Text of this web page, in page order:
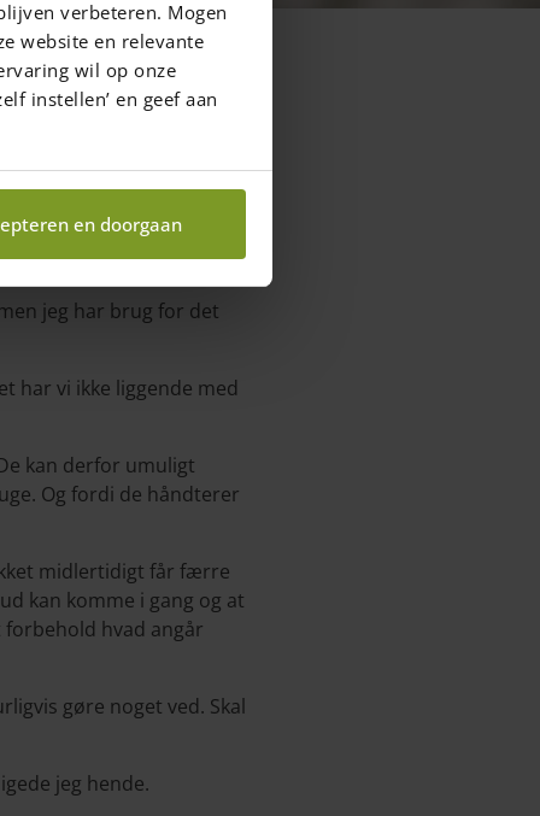
verbeteren. Mogen
website en relevante
wil op onze
instellen’ en geef aan
en doorgaan
jeg har brug for det
har vi ikke liggende med
kan derfor umuligt
Og fordi de håndterer
midlertidigt får færre
kan komme i gang og at
hvad angår
gøre noget ved. Skal
jeg hende.